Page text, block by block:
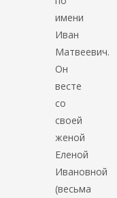
имени
Иван
Матвеевич.
Он
весте
со
своей
женой
Еленой
Ивановной
(весьма